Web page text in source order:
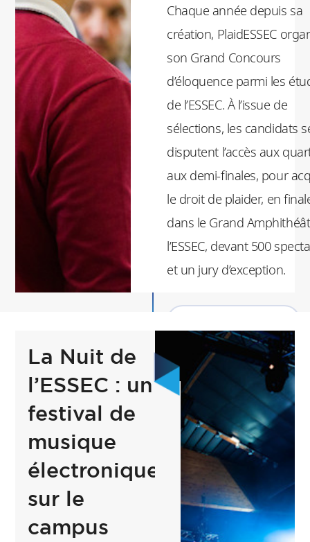
amateurs de théâtre,
proches des acteurs..
Celui-ci décernera à
l’issue de cette
semaine théâtrale les
prix du Meilleur acteur,
de la Meilleure actrice,
des Meilleurs seconds
rôles féminin et
masculin, de la
Meilleure mise en
scène, de la Meilleure
pièce et du Coup de
Chaque année depuis sa
création, PlaidESSEC
son Grand Concours
d’éloquence parmi les
de l’ESSEC. À l’issue de
sélections, les candidats
disputent l’accès aux
aux demi-finales, pour
le droit de plaider, en
dans le Grand
l’ESSEC, devant 500
et un jury d’exception.
La Nuit de
l’ESSEC : un
festival de
musique
électronique
sur le
campus